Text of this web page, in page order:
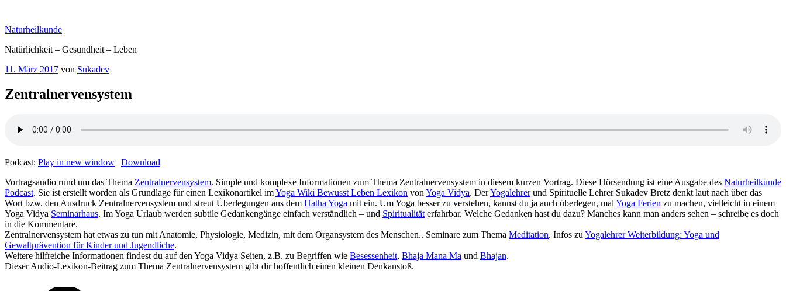
springen
Naturheilkunde
Natürlichkeit – Gesundheit – Leben
Veröffentlicht
11. März 2017 von Sukadev
Zentralnervensystem
Podcast: Play in new window | Download
Vortragsaudio rund um das Thema Zentralnervensystem. Simple und komplexe Informationen zum Thema Zentralnervensystem in diesem kurzen Vortrag. Diese Hörsendung ist eine Ausgabe des Naturheilkunde
Podcast. Sie ist erstellt worden als Grundlage für einen Lexikonartikel imYoga Wiki Bewusst Leben Lexikon von Yoga Vidya. DerYogalehrerund Spirituelle Lehrer Sukadev Bretz denkt laut nach über das
Wort bzw. den Ausdruck Zentralnervensystem und streut Überlegungen aus dem Hatha Yoga mit ein. Um Yoga besser zu verstehen, kannst du ja auch überlegen, mal Yoga Ferien zu machen, vielleicht in einem
Yoga Vidya Seminarhaus. Im Yoga Urlaub werden subtile Gedankengänge einfach verständlich – und Spiritualität erfahrbar. Welche Gedanken hast du dazu? Manches kann man anders sehen – schreibe es doch
in die Kommentare.
Zentralnervensystem hat etwas zu tun mit Anatomie, Physiologie, Medizin, mit dem Organsystem des Menschen.. Seminare zum Thema Meditation. Infos zu Yogalehrer Weiterbildung: Yoga und
Gewaltprävention für Kinder und Jugendliche.
Weitere hilfreiche Informationen findest du auf den Yoga Vidya Seiten, z.B. zu Begriffen wie Besessenheit, Bhaja Mana Ma und Bhajan.
Dieser Audio-Lexikon-Beitrag zum Thema Zentralnervensystem gibt dir hoffentlich einen kleinen Denkanstoß.